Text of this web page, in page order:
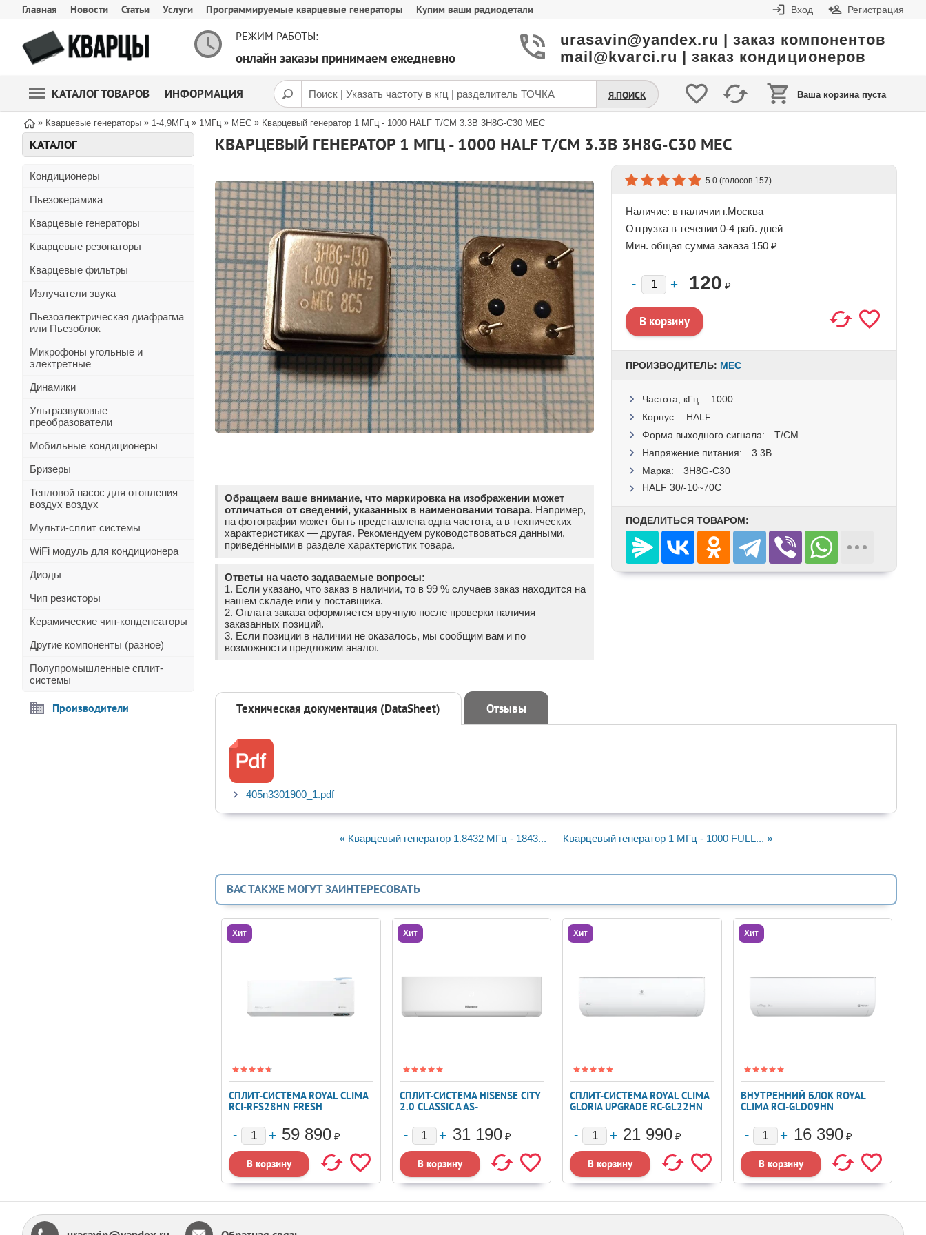
Главная Новости Статьи Услуги Программируемые кварцевые генераторы Купим ваши радиодетали Вход Регистрация
РЕЖИМ РАБОТЫ:
онлайн заказы принимаем ежедневно
urasavin@yandex.ru | заказ компонентов
mail@kvarci.ru | заказ кондиционеров
КАТАЛОГ ТОВАРОВ ИНФОРМАЦИЯ Ваша корзина пуста
Я.ПОИСК
» Кварцевые генераторы » 1-4,9МГц » 1МГц » MEC » Кварцевый генератор 1 МГц - 1000 HALF T/CM 3.3В 3H8G-C30 MEC
КАТАЛОГ
Кондиционеры
Пьезокерамика
Кварцевые генераторы
Кварцевые резонаторы
Кварцевые фильтры
Излучатели звука
Пьезоэлектрическая диафрагма
или Пьезоблок
Микрофоны угольные и
электретные
Динамики
Ультразвуковые
преобразователи
Мобильные кондиционеры
Бризеры
Тепловой насос для отопления
воздух воздух
Мульти-сплит системы
WiFi модуль для кондиционера
Диоды
Чип резисторы
Керамические чип-конденсаторы
Другие компоненты (разное)
Полупромышленные сплит-
системы
Производители
КВАРЦЕВЫЙ ГЕНЕРАТОР 1 МГЦ - 1000 HALF T/CM 3.3В 3H8G-C30 MEC
Обращаем ваше внимание, что маркировка на изображении может
отличаться от сведений, указанных в наименовании товара. Например,
на фотографии может быть представлена одна частота, а в технических
характеристиках — другая. Рекомендуем руководствоваться данными,
приведёнными в разделе характеристик товара.
Ответы на часто задаваемые вопросы:
1. Если указано, что заказ в наличии, то в 99 % случаев заказ находится на
нашем складе или у поставщика.
2. Оплата заказа оформляется вручную после проверки наличия
заказанных позиций.
3. Если позиции в наличии не оказалось, мы сообщим вам и по
возможности предложим аналог.
5.0 (голосов 157)
Наличие: в наличии г.Москва
Отгрузка в течении 0-4 раб. дней
Мин. общая сумма заказа 150 ₽
120 ₽
ПРОИЗВОДИТЕЛЬ: MEC
Частота, кГц:
1000
Корпус:
HALF
Форма выходного сигнала:
T/CM
Напряжение питания:
3.3В
Марка:
3H8G-C30
HALF 30/-10~70C
ПОДЕЛИТЬСЯ ТОВАРОМ:
Техническая документация (DataSheet) Отзывы
405n3301900_1.pdf
« Кварцевый генератор 1.8432 МГц - 1843... Кварцевый генератор 1 МГц - 1000 FULL... »
ВАС ТАКЖЕ МОГУТ ЗАИНТЕРЕСОВАТЬ
Хит
СПЛИТ-СИСТЕМА ROYAL CLIMA
RCI-RFS28HN FRESH
59 890 ₽
Хит
СПЛИТ-СИСТЕМА HISENSE CITY
2.0 CLASSIC A AS-
31 190 ₽
Хит
СПЛИТ-СИСТЕМА ROYAL CLIMA
GLORIA UPGRADE RC-GL22HN
21 990 ₽
Хит
ВНУТРЕННИЙ БЛОК ROYAL
CLIMA RCI-GLD09HN
16 390 ₽